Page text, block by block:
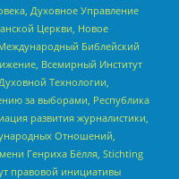
Духовное Управление
Церкви, Новое
Библейский
Всемирный Институт
Технологии,
за выборами, Республика
развития журналистики,
Отношений,
Генриха Бёлля, Stichting
правовой инициативы